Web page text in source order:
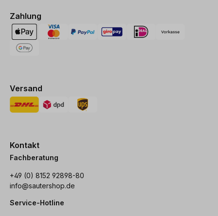
Zahlung
Versand
Kontakt
Fachberatung
+49 (0) 8152 92898-80
info@sautershop.de
Service-Hotline